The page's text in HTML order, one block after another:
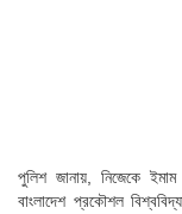
পুলিশ জানায়, নিজেকে
বাংলাদেশ প্রকৌশল